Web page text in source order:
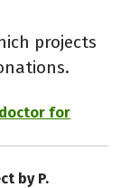
projects
for
by P.